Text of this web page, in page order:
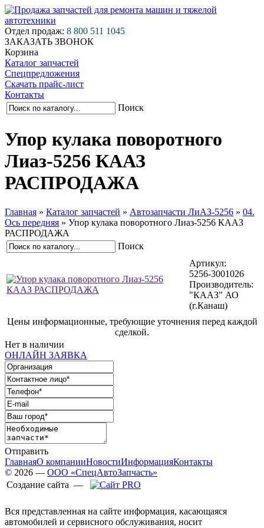
Отдел продаж: 8 800 511 1045
ЗАКАЗАТЬ ЗВОНОК
Корзина
Каталог запчастей
Спецпредложения
Скачать прайс-лист
Контакты
Поиск
Упор кулака поворотного
Лиаз-5256 КААЗ
РАСПРОДАЖА
Главная » Каталог запчастей » Автозапчасти ЛиАЗ-5256 » 04.
Ось передняя » Упор кулака поворотного Лиаз-5256 КААЗ
РАСПРОДАЖА
Поиск
Артикул:
5256-3001026
Производитель:
"КААЗ" АО
(г.Канаш)
Цены информационные, требующие уточнения перед каждой
сделкой.
Нет в наличии
ОНЛАЙН ЗАЯВКА
Отправить
ГлавнаяО компанииНовостиИнформацияКонтакты
© 2026 — ООО «СпецАвтоЗапчасть»
Создание сайта —
Вся представленная на сайте информация, касающаяся
автомобилей и сервисного обслуживания, носит